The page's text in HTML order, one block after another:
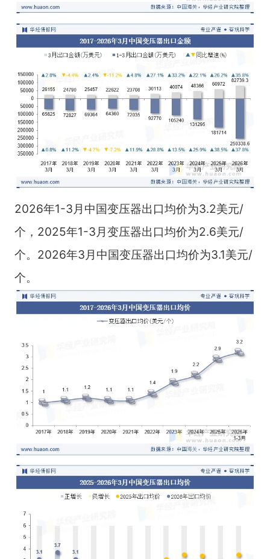
2026年1-3月中国变压器出口均价为3.2美元/
个，2025年1-3月变压器出口均价为2.6美元/
个。2026年3月中国变压器出口均价为3.1美元/
个。